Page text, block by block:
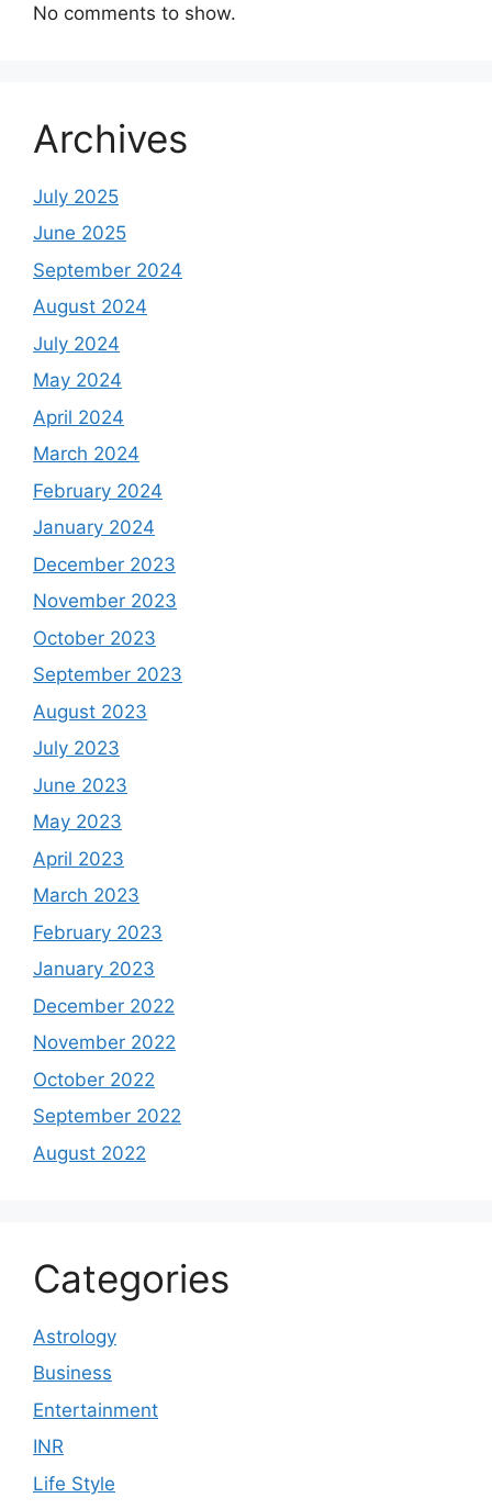
No comments to show.
Archives
July 2025
June 2025
September 2024
August 2024
July 2024
May 2024
April 2024
March 2024
February 2024
January 2024
December 2023
November 2023
October 2023
September 2023
August 2023
July 2023
June 2023
May 2023
April 2023
March 2023
February 2023
January 2023
December 2022
November 2022
October 2022
September 2022
August 2022
Categories
Astrology
Business
Entertainment
INR
Life Style